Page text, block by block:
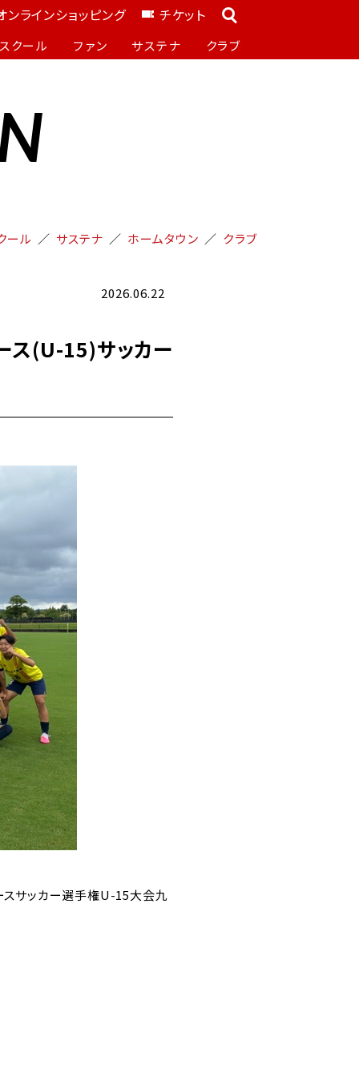
ンラインショッピング チケット
スクール ファン サステナ クラブ
ール サステナ ホームタウン クラブ
2026.06.22
(U-15)サッカー
サッカー選手権U-15大会九